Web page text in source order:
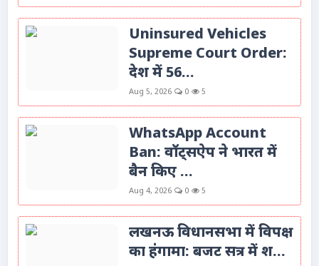
Uninsured Vehicles
Supreme Court Order:
देश में 56...
Aug 5, 2026 0 5
WhatsApp Account
Ban: वॉट्सऐप ने भारत में
बैन किए ...
Aug 4, 2026 0 5
लखनऊ विधानसभा में विपक्ष
का हंगामा: बजट सत्र में श...